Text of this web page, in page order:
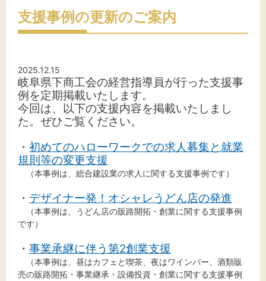
関係機関の方へ
笠原町フリーページ
お問い合わせ
文字サイズ
標準 拡大
黒 白 黄
支援事例の更新のご案内
2025.12.15
岐阜県下商工会の経営指導員が行った支援事
例を定期掲載いたします。
今回は、以下の支援内容を掲載いたしまし
た。 ぜひご覧ください。
・ 初めてのハローワークでの求人募集と就業
規則等の変更支援
（本事例は、総合建設業の求人に関する支援事例です）
・ デザイナー発！オシャレうどん店の発進
（本事例は、うどん店の販路開拓・創業に関する支援事例
です）
・ 事業承継に伴う第2創業支援
（本事例は、昼はカフェと喫茶、夜はワインバー、酒類販
売の販路開拓・事業継承・設備投資・創業に関する支援事例